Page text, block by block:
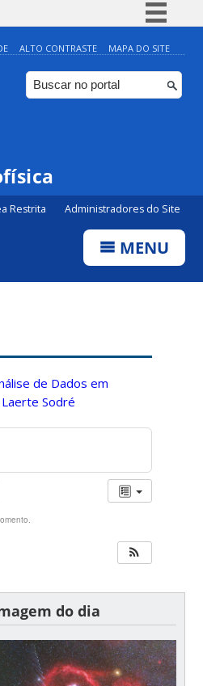
Simplifique!
Comunica BR
Participe
ALTO CONTRASTE MAPA DO SITE
Restrita Administradores do Site
MENU
de Dados em
Sodré
do dia